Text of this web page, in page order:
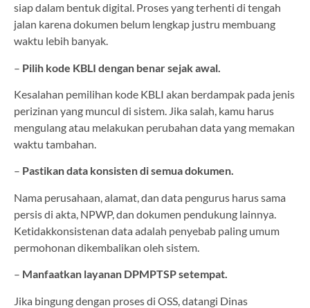
siap dalam bentuk digital. Proses yang terhenti di tengah
jalan karena dokumen belum lengkap justru membuang
waktu lebih banyak.
– Pilih kode KBLI dengan benar sejak awal.
Kesalahan pemilihan kode KBLI akan berdampak pada jenis
perizinan yang muncul di sistem. Jika salah, kamu harus
mengulang atau melakukan perubahan data yang memakan
waktu tambahan.
– Pastikan data konsisten di semua dokumen.
Nama perusahaan, alamat, dan data pengurus harus sama
persis di akta, NPWP, dan dokumen pendukung lainnya.
Ketidakkonsistenan data adalah penyebab paling umum
permohonan dikembalikan oleh sistem.
– Manfaatkan layanan DPMPTSP setempat.
Jika bingung dengan proses di OSS, datangi Dinas